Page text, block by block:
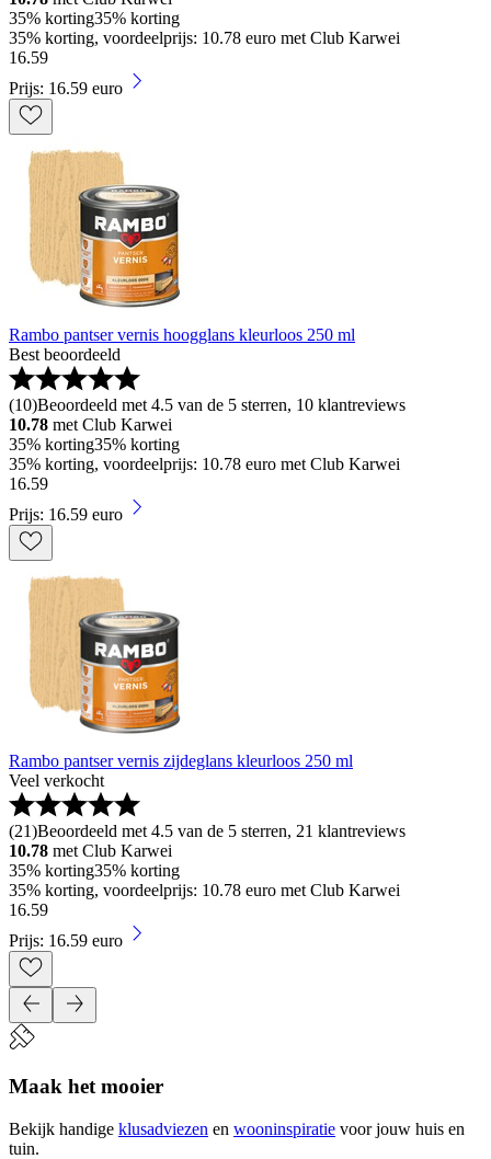
35% korting35% korting
35% korting, voordeelprijs: 10.78 euro met Club Karwei
16.59
Prijs: 16.59 euro
Rambo pantser vernis hoogglans kleurloos 250 ml
Best beoordeeld
(10)Beoordeeld met 4.5 van de 5 sterren, 10 klantreviews
10.78 met Club Karwei
35% korting35% korting
35% korting, voordeelprijs: 10.78 euro met Club Karwei
16.59
Prijs: 16.59 euro
Rambo pantser vernis zijdeglans kleurloos 250 ml
Veel verkocht
(21)Beoordeeld met 4.5 van de 5 sterren, 21 klantreviews
10.78 met Club Karwei
35% korting35% korting
35% korting, voordeelprijs: 10.78 euro met Club Karwei
16.59
Prijs: 16.59 euro
Maak het mooier
Bekijk handige klusadviezen en wooninspiratie voor jouw huis en
tuin.